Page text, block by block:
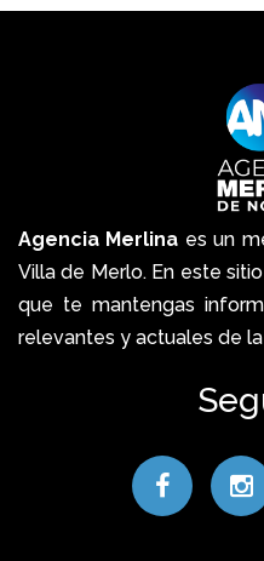
Agencia Merlina es un
Villa de Merlo. En este
que te mantengas
relevantes y actuales de la